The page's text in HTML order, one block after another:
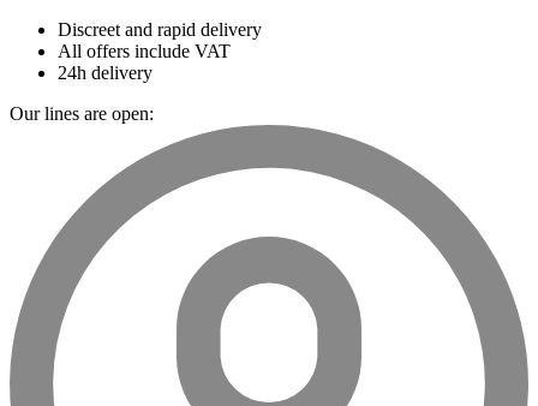
Discreet and rapid delivery
All offers include VAT
24h delivery
Our lines are open: